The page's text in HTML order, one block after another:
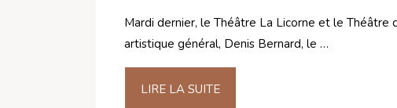
Mardi dernier, le Théâtre La Licorne et le
artistique général, Denis Bernard, le …
LIRE LA SUITE